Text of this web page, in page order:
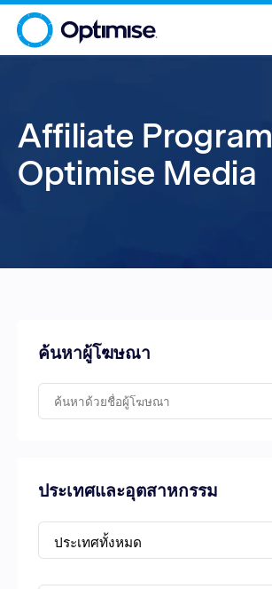
Affiliate Program |
Optimise Media
ค้นหาผู้โฆษณา
ประเทศและอุตสาหกรรม